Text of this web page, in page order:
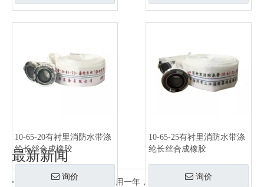
10-65-20有衬里消防水带涤
纶长丝合成橡胶
询价
10-65-25有衬里消防水带涤
纶长丝合成橡胶
询价
最新新闻
同一批水带有的用三年有的用一年，差别在存放方式